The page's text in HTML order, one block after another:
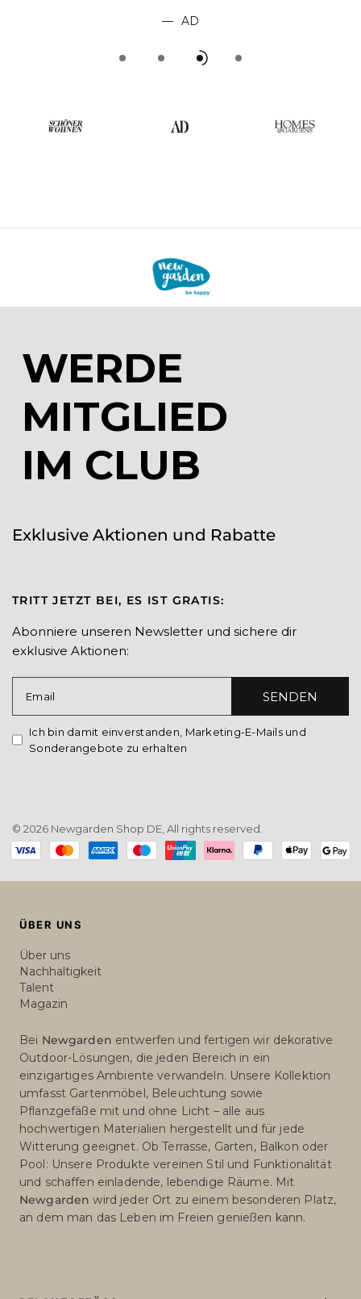
AD
WERDE
MITGLIED
IM CLUB
Exklusive Aktionen und Rabatte
TRITT JETZT BEI, ES IST GRATIS:
Abonniere unseren Newsletter und sichere dir
exklusive Aktionen:
Email SENDEN
Ich bin damit einverstanden, Marketing-E-Mails und
Sonderangebote zu erhalten
© 2026 Newgarden Shop DE, All rights reserved.
Payment
methods
ÜBER UNS
Über uns
Nachhaltigkeit
Talent
Magazin
Bei Newgarden entwerfen und fertigen wir dekorative
Outdoor-Lösungen, die jeden Bereich in ein
einzigartiges Ambiente verwandeln. Unsere Kollektion
umfasst Gartenmöbel, Beleuchtung sowie
Pflanzgefäße mit und ohne Licht – alle aus
hochwertigen Materialien hergestellt und für jede
Witterung geeignet. Ob Terrasse, Garten, Balkon oder
Pool: Unsere Produkte vereinen Stil und Funktionalität
und schaffen einladende, lebendige Räume. Mit
Newgarden wird jeder Ort zu einem besonderen Platz,
an dem man das Leben im Freien genießen kann.